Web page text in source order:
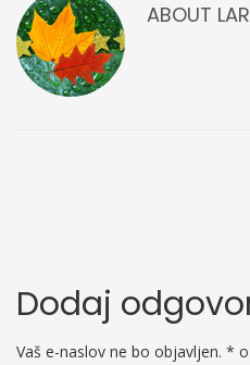
ABOUT
Dodaj
Vaš e-naslov ne bo objavljen. *